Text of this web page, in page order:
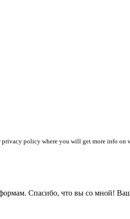
policy where you will get more info on
Спасибо, что вы со мной!